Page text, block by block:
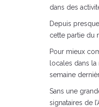
dans des
Depuis
cette partie du
Pour mieux
locales dans
semaine
Sans une
signataires de